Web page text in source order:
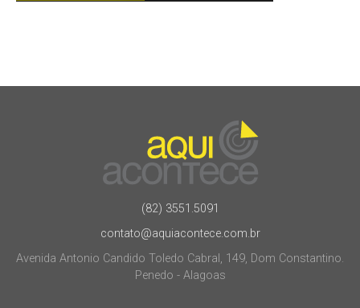
(82) 3551.5091
contato@aquiacontece.com.br
Avenida Antonio Candido Toledo Cabral, 149, Dom Constantino.
Penedo - Alagoas